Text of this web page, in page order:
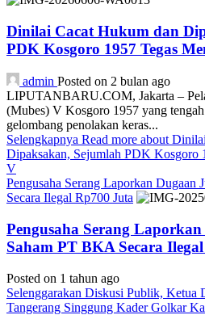
Dinilai Cacat Hukum dan
PDK Kosgoro 1957 Tegas
admin Posted on 2 bulan ago
LIPUTANBARU.COM, Jakarta –
(Mubes) V Kosgoro 1957 yang
gelombang penolakan keras...
Selengkapnya Read more about
Dipaksakan, Sejumlah PDK Kosgoro
V
Pengusaha Serang Laporkan Dugaan
Secara Ilegal Rp700 Juta
Pengusaha Serang
Saham PT BKA Secara
Posted on 1 tahun ago
Selenggarakan Diskusi Publik, Ketua
Tangerang Singgung Kader Golkar